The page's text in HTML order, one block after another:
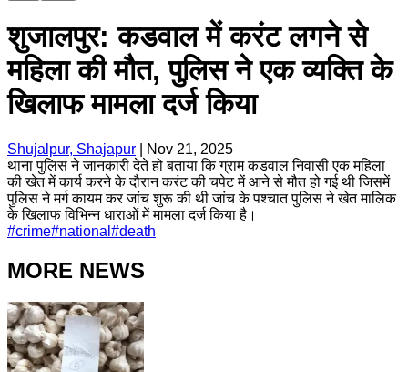
शुजालपुर: कडवाल में करंट लगने से
महिला की मौत, पुलिस ने एक व्यक्ति के
खिलाफ मामला दर्ज किया
Shujalpur, Shajapur
Nov 21, 2025
थाना पुलिस ने जानकारी देते हो बताया कि ग्राम कडवाल निवासी एक महिला
की खेत में कार्य करने के दौरान करंट की चपेट में आने से मौत हो गई थी जिसमें
पुलिस ने मर्ग कायम कर जांच शुरू की थी जांच के पश्चात पुलिस ने खेत मालिक
के खिलाफ विभिन्न धाराओं में मामला दर्ज किया है।
#crime#national #death
MORE NEWS